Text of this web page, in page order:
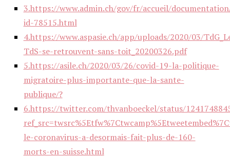
3.https://www.admin.ch/gov/fr/accueil/
id-78515.html
4.https://www.aspasie.ch/app/uploads/2020/03/
TdS-se-retrouvent-sans-toit_20200326.pdf
5.https://asile.ch/2020/03/26/covid-19-la-politique-
migratoire-plus-importante-que-la-sante-
publique/?
6.https://twitter.com/thvanboeckel/status/
le-coronavirus-a-desormais-fait-plus-de-160-
morts-en-suisse.html